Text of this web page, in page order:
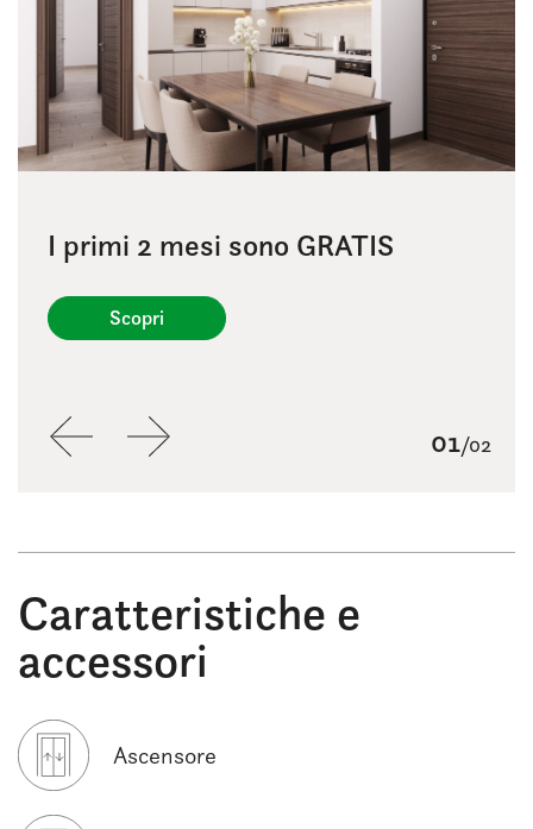
I primi 2 mesi sono GRATIS
Scopri
01/02
1 mese di canone GRATIS + Box
auto
Scopri
02/02
Caratteristiche e
accessori
Ascensore